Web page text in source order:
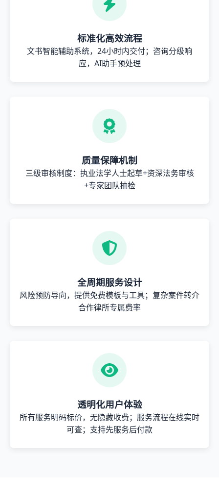
标准化高效流程
文书智能辅助系统，24小时内交付；咨询分级响
应，AI助手预处理
质量保障机制
三级审核制度：执业法学人士起草+资深法务审核
+专家团队抽检
全周期服务设计
风险预防导向，提供免费模板与工具；复杂案件转介
合作律所专属费率
透明化用户体验
所有服务明码标价，无隐藏收费；服务流程在线实时
可查；支持先服务后付款